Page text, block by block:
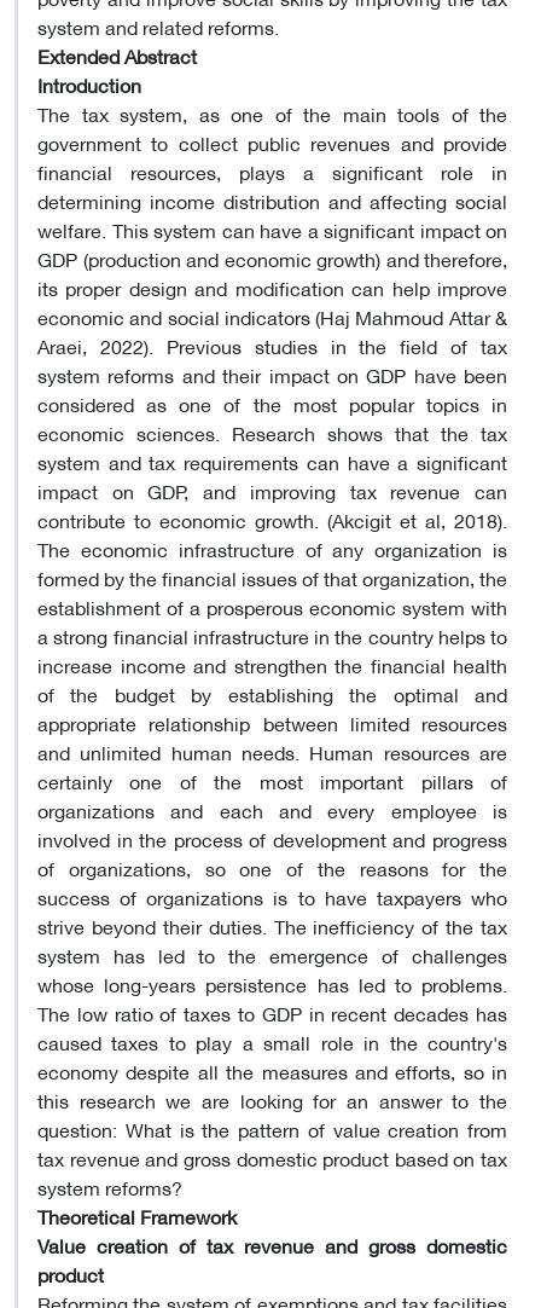
system and related reforms.
Extended Abstract
Introduction
The tax system, as one of the main tools of the
government to collect public revenues and provide
financial resources, plays a significant role in
determining income distribution and affecting social
welfare. This system can have a significant impact on
GDP (production and economic growth) and therefore,
its proper design and modification can help improve
economic and social indicators (Haj Mahmoud Attar &
Araei, 2022). Previous studies in the field of tax
system reforms and their impact on GDP have been
considered as one of the most popular topics in
economic sciences. Research shows that the tax
system and tax requirements can have a significant
impact on GDP, and improving tax revenue can
contribute to economic growth. (Akcigit et al, 2018).
The economic infrastructure of any organization is
formed by the financial issues of that organization, the
establishment of a prosperous economic system with
a strong financial infrastructure in the country helps to
increase income and strengthen the financial health
of the budget by establishing the optimal and
appropriate relationship between limited resources
and unlimited human needs. Human resources are
certainly one of the most important pillars of
organizations and each and every employee is
involved in the process of development and progress
of organizations, so one of the reasons for the
success of organizations is to have taxpayers who
strive beyond their duties. The inefficiency of the tax
system has led to the emergence of challenges
whose long-years persistence has led to problems.
The low ratio of taxes to GDP in recent decades has
caused taxes to play a small role in the country's
economy despite all the measures and efforts, so in
this research we are looking for an answer to the
question: What is the pattern of value creation from
tax revenue and gross domestic product based on tax
system reforms?
Theoretical Framework
Value creation of tax revenue and gross domestic
product